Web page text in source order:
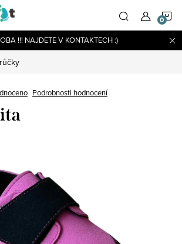
!!! NAJDETE V KONTAKTECH :)
Podrobnosti hodnocení